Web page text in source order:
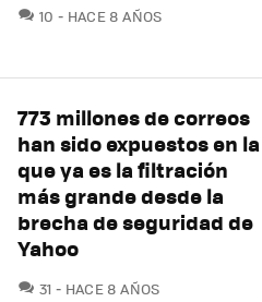
10 COMENTARIOS
HACE 8 AÑOS
773 millones de correos
han sido expuestos en la
que ya es la filtración
más grande desde la
brecha de seguridad de
Yahoo
31 COMENTARIOS
HACE 8 AÑOS